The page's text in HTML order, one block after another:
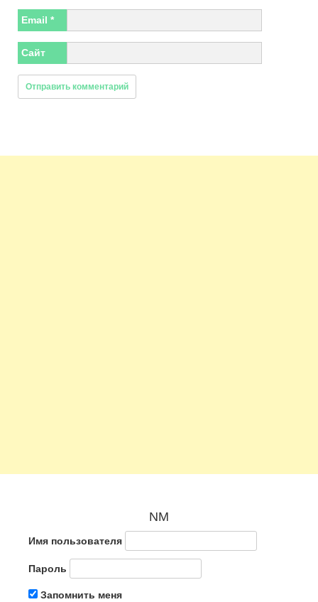
Email *
Сайт
NM
Имя пользователя
Пароль
Запомнить меня